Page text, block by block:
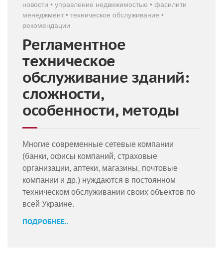
новости • управление недвижимостью • фасилити
менеджмент • техническое обслуживание •
рекомендации
Регламентное
техническое
обслуживание зданий:
сложности,
особенности, методы
Многие современные сетевые компании
(банки, офисы компаний, страховые
организации, аптеки, магазины, почтовые
компании и др.) нуждаются в постоянном
техническом обслуживании своих объектов по
всей Украине.
ПОДРОБНЕЕ..